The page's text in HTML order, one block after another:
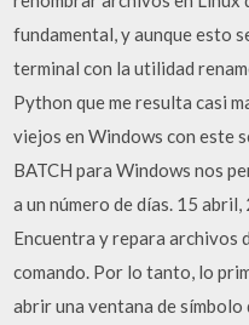
fundamental, y aunque esto
terminal con la utilidad
Python que me resulta casi
viejos en Windows con este
BATCH para Windows nos
a un número de días. 15
Encuentra y repara archivos
comando. Por lo tanto, lo
abrir una ventana de símbolo